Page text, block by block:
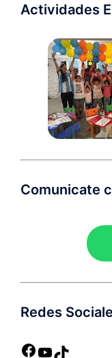
Actividades
Comunicate
Redes